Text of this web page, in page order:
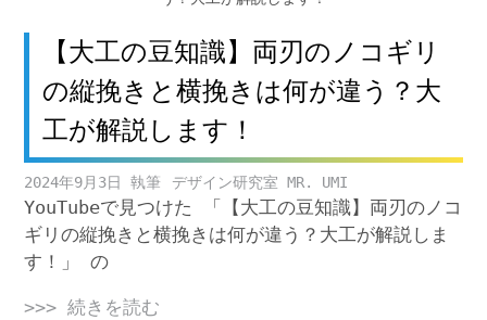
【大工の豆知識】両刃のノコギリ
の縦挽きと横挽きは何が違う？大
工が解説します！
2024年9月3日 デザイン研究室 MR. UMI
YouTubeで見つけた 「【大工の豆知識】両刃のノコ
ギリの縦挽きと横挽きは何が違う？大工が解説しま
す！」 の
>>> 続きを読む